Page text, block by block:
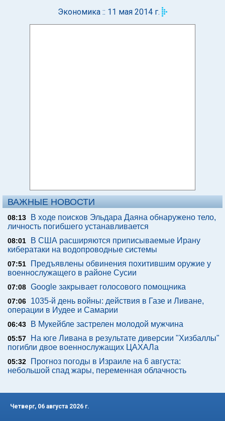
Экономика :: 11 мая 2014 г.
ВАЖНЫЕ НОВОСТИ
08:13
В ходе поисков Эльдара Даяна обнаружено тело,
личность погибшего устанавливается
08:01
В США расширяются приписываемые Ирану
кибератаки на водопроводные системы
07:51
Предъявлены обвинения похитившим оружие у
военнослужащего в районе Сусии
07:08 Google закрывает голосового помощника
07:06
1035-й день войны: действия в Газе и Ливане,
операции в Иудее и Самарии
06:43 В Мукейбле застрелен молодой мужчина
05:57
На юге Ливана в результате диверсии "Хизбаллы"
погибли двое военнослужащих ЦАХАЛа
05:32
Прогноз погоды в Израиле на 6 августа:
небольшой спад жары, переменная облачность
Четверг, 06 августа 2026 г.